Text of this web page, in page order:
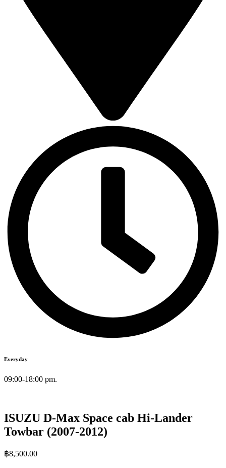
Everyday
09:00-18:00 pm.
ISUZU D-Max Space cab Hi-Lander
Towbar (2007-2012)
฿8,500.00